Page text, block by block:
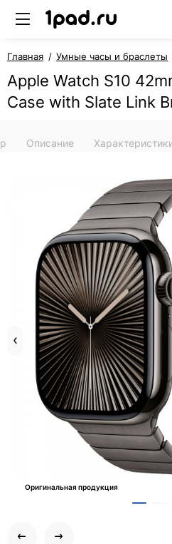
Главная Умные часы и браслеты
Apple Watch S10
Case with Slate Link
Описание
Оригинальная продукция